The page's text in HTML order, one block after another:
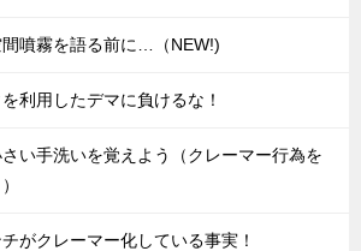
噴霧を語る前に…（NEW!)
利用したデマに負けるな！
い手洗いを覚えよう（クレーマー行為を
がクレーマー化している事実！